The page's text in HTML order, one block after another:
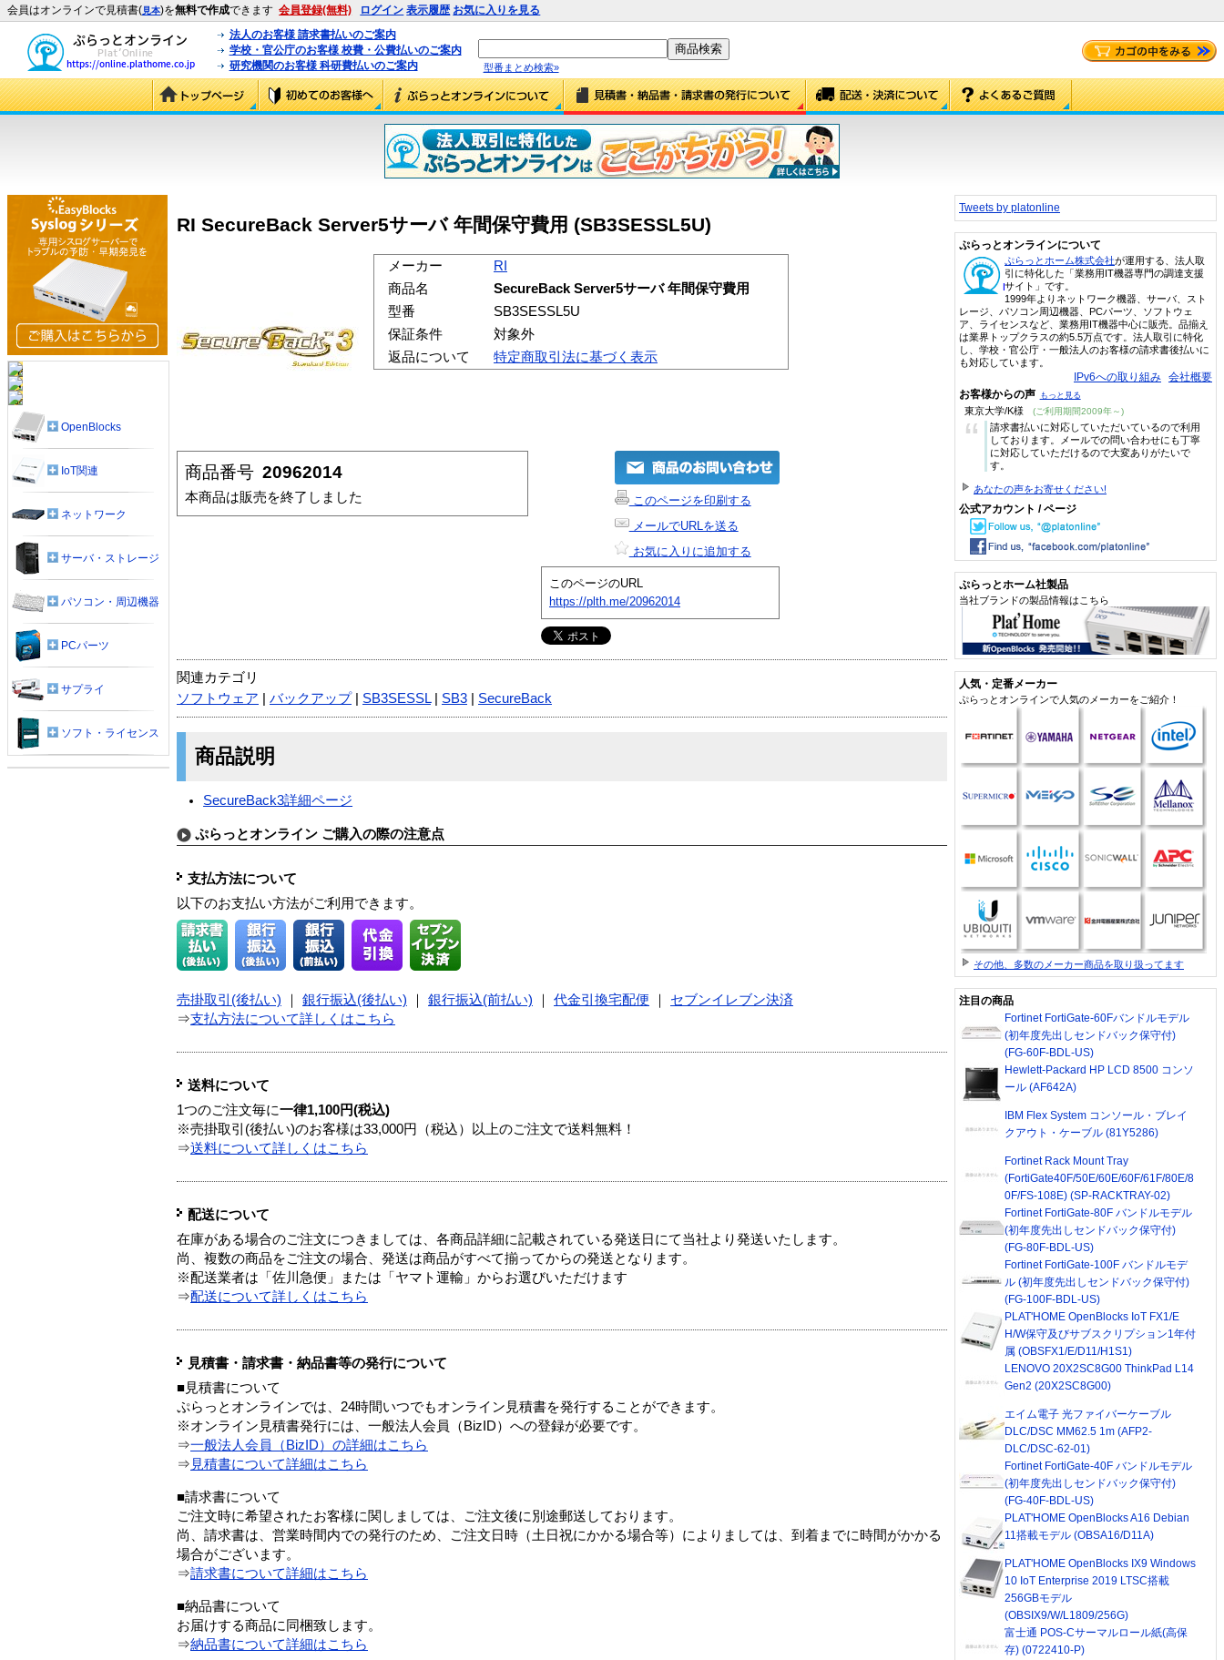
会員はオンラインで見積書(見本)を無料で作成できます 会員登録(無料) ログイン 表示履歴 お気に入りを見る
法人のお客様 請求書払いのご案内
学校・官公庁のお客様 校費・公費払いのご案内
研究機関のお客様 科研費払いのご案内
型番まとめ検索»
RI SecureBack Server5サーバ 年間保守費用 (SB3SESSL5U)
メーカー
RI
商品名
SecureBack Server5サーバ 年間保守費用
型番
SB3SESSL5U
保証条件
対象外
返品について
特定商取引法に基づく表示
商品番号 20962014
本商品は販売を終了しました
このページを印刷する
メールでURLを送る
お気に入りに追加する
このページのURL
https://plth.me/20962014
関連カテゴリ
ソフトウェア
バックアップ| SB3SESSL| SB3 SecureBack
商品説明
SecureBack3詳細ページ
ぷらっとオンライン ご購入の際の注意点
支払方法について
以下のお支払い方法がご利用できます。
売掛取引(後払い) 銀行振込(後払い) 銀行振込(前払い) 代金引換宅配便
セブンイレブン決済
⇒支払方法について詳しくはこちら
送料について
1つのご注文毎に一律1,100円(税込)
※売掛取引(後払い)のお客様は33,000円（税込）以上のご注文で送料無料！
⇒送料について詳しくはこちら
配送について
在庫がある場合のご注文につきましては、各商品詳細に記載されている発送日にて当社より発送いたします。
尚、複数の商品をご注文の場合、発送は商品がすべて揃ってからの発送となります。
※配送業者は「佐川急便」または「ヤマト運輸」からお選びいただけます
⇒配送について詳しくはこちら
見積書・請求書・納品書等の発行について
■見積書について
ぷらっとオンラインでは、24時間いつでもオンライン見積書を発行することができます。
※オンライン見積書発行には、一般法人会員（BizID）への登録が必要です。
⇒一般法人会員（BizID）の詳細はこちら
⇒ 見積書について詳細はこちら
■請求書について
ご注文時に希望されたお客様に関しましては、ご注文後に別途郵送しております。
尚、請求書は、営業時間内での発行のため、ご注文日時（土日祝にかかる場合等）によりましては、到着までに時間がかかる
場合がございます。
⇒請求書について詳細はこちら
■納品書について
お届けする商品に同梱致します。
⇒納品書について詳細はこちら
OpenBlocks
IoT関連
ネットワーク
サーバ・ストレージ
パソコン・周辺機器
PCパーツ
サプライ
ソフト・ライセンス
Tweets by platonline
ぷらっとオンラインについて
ぷらっとホーム株式会社が運用する、法人取
引に特化した「業務用IT機器専門の調達支援
サイト」です。
1999年よりネットワーク機器、サーバ、スト
レージ、パソコン周辺機器、PCパーツ、ソフトウェ
ア、ライセンスなど、業務用IT機器中心に販売。品揃え
は業界トップクラスの約5.5万点です。法人取引に特化
し、学校・官公庁・一般法人のお客様の請求書後払いに
も対応しています。
IPv6への取り組み 会社概要
お客様からの声 もっと見る
東京大学/K様 (ご利用期間2009年～)
“
請求書払いに対応していただいているので利用
しております。メールでの問い合わせにも丁寧
に対応していただけるので大変ありがたいで
す。
あなたの声をお寄せください!
公式アカウント / ページ
ぷらっとホーム社製品
当社ブランドの製品情報はこちら
人気・定番メーカー
ぷらっとオンラインで人気のメーカーをご紹介！
その他、多数のメーカー商品を取り扱ってます
注目の商品
Fortinet FortiGate-60Fバンドルモデル
(初年度先出しセンドバック保守付)
(FG-60F-BDL-US)
Hewlett-Packard HP LCD 8500 コンソ
ール (AF642A)
IBM Flex System コンソール・ブレイ
クアウト・ケーブル (81Y5286)
Fortinet Rack Mount Tray
(FortiGate40F/50E/60E/60F/61F/80E/8
0F/FS-108E) (SP-RACKTRAY-02)
Fortinet FortiGate-80F バンドルモデル
(初年度先出しセンドバック保守付)
(FG-80F-BDL-US)
Fortinet FortiGate-100F バンドルモデ
ル (初年度先出しセンドバック保守付)
(FG-100F-BDL-US)
PLAT'HOME OpenBlocks IoT FX1/E
H/W保守及びサブスクリプション1年付
属 (OBSFX1/E/D11/H1S1)
LENOVO 20X2SC8G00 ThinkPad L14
Gen2 (20X2SC8G00)
エイム電子 光ファイバーケーブル
DLC/DSC MM62.5 1m (AFP2-
DLC/DSC-62-01)
Fortinet FortiGate-40F バンドルモデル
(初年度先出しセンドバック保守付)
(FG-40F-BDL-US)
PLAT'HOME OpenBlocks A16 Debian
11搭載モデル (OBSA16/D11A)
PLAT'HOME OpenBlocks IX9 Windows
10 IoT Enterprise 2019 LTSC搭載
256GBモデル
(OBSIX9/W/L1809/256G)
富士通 POS-Cサーマルロール紙(高保
存) (0722410-P)